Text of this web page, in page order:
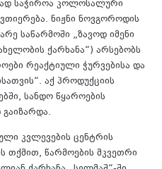
საჭიროა კოლოსალური
ნიჟნი ნოვგოროდის
საწარმოში „ზავოდ იმენი
ქარხანა“) არსებობს
რეაქტიული ჭურვებისა და
აქ პროდუქციის
სანდო წყაროების
კვლევების ცენტრის
თქმით, წარმოების მკვეთრი